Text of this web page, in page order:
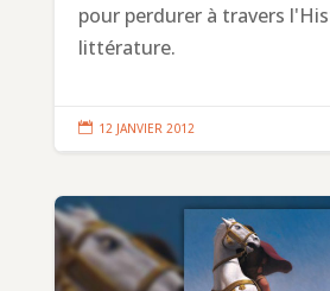
pour perdurer à travers
littérature.
 12 JANVIER 2012